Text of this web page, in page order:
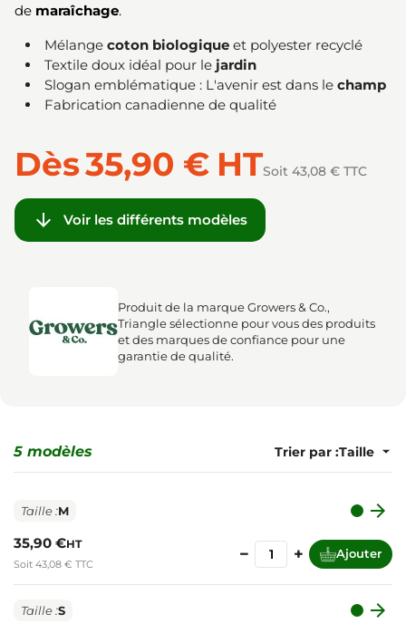
de maraîchage.
Mélange coton biologique et polyester recyclé
Textile doux idéal pour le jardin
Slogan emblématique : L'avenir est dans le champ
Fabrication canadienne de qualité
Dès35,90 € HTSoit 43,08 € TTC
 Voir les différents modèles
Produit de la marque Growers & Co.,
Triangle sélectionne pour vous des produits
et des marques de confiance pour une
garantie de qualité.
5 modèles Trier par :
Taille :M 
35,90 €HT
Soit 43,08 € TTC
− + Ajouter
Taille :S 